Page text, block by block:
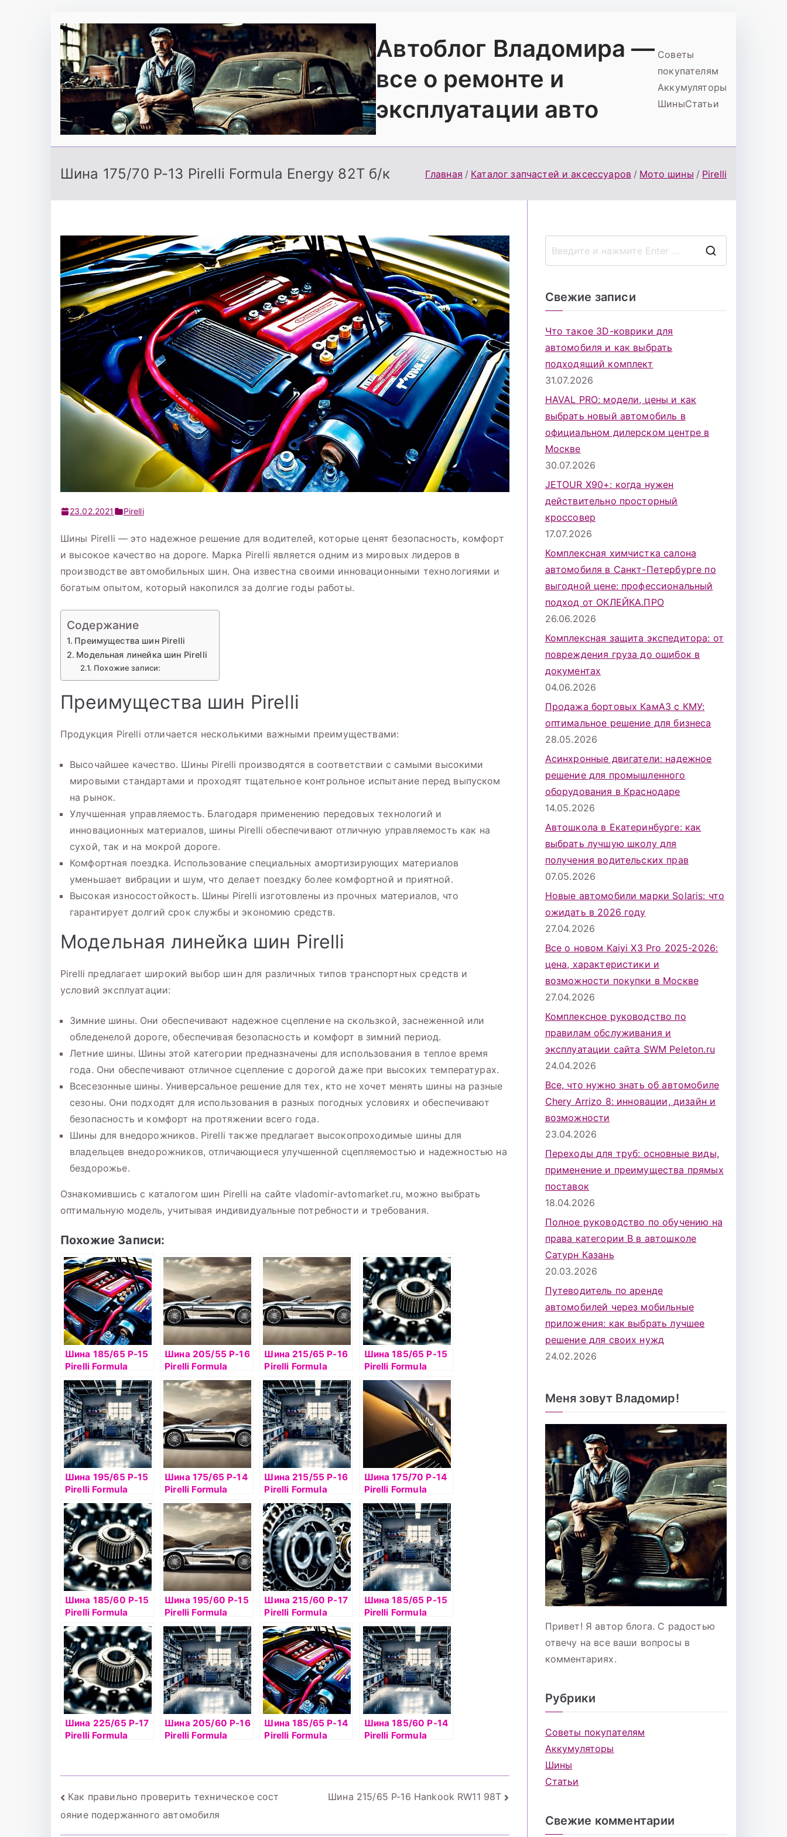
содержимому
Автоблог Владомира —
все о ремонте и
эксплуатации авто
Советы
покупателям
Аккумуляторы
ШиныСтатьи
Шина 175/70 Р-13 Pirelli Formula Energy 82T б/к Главная Каталог запчастей и аксессуаров Мото шины Pirelli
23.02.2021 Pirelli
Шины Pirelli — это надежное решение для водителей, которые ценят безопасность, комфорт
и высокое качество на дороге. Марка Pirelli является одним из мировых лидеров в
производстве автомобильных шин. Она известна своими инновационными технологиями и
богатым опытом, который накопился за долгие годы работы.
Содержание
Преимущества шин Pirelli
Модельная линейка шин Pirelli
Похожие записи:
Преимущества шин Pirelli
Продукция Pirelli отличается несколькими важными преимуществами:
Высочайшее качество. Шины Pirelli производятся в соответствии с самыми высокими
мировыми стандартами и проходят тщательное контрольное испытание перед выпуском
на рынок.
Улучшенная управляемость. Благодаря применению передовых технологий и
инновационных материалов, шины Pirelli обеспечивают отличную управляемость как на
сухой, так и на мокрой дороге.
Комфортная поездка. Использование специальных амортизирующих материалов
уменьшает вибрации и шум, что делает поездку более комфортной и приятной.
Высокая износостойкость. Шины Pirelli изготовлены из прочных материалов, что
гарантирует долгий срок службы и экономию средств.
Модельная линейка шин Pirelli
Pirelli предлагает широкий выбор шин для различных типов транспортных средств и
условий эксплуатации:
Зимние шины. Они обеспечивают надежное сцепление на скользкой, заснеженной или
обледенелой дороге, обеспечивая безопасность и комфорт в зимний период.
Летние шины. Шины этой категории предназначены для использования в теплое время
года. Они обеспечивают отличное сцепление с дорогой даже при высоких температурах.
Всесезонные шины. Универсальное решение для тех, кто не хочет менять шины на разные
сезоны. Они подходят для использования в разных погодных условиях и обеспечивают
безопасность и комфорт на протяжении всего года.
Шины для внедорожников. Pirelli также предлагает высокопроходимые шины для
владельцев внедорожников, отличающиеся улучшенной сцепляемостью и надежностью на
бездорожье.
Ознакомившись с каталогом шин Pirelli на сайте vladomir-avtomarket.ru, можно выбрать
оптимальную модель, учитывая индивидуальные потребности и требования.
Похожие Записи:
Шина 185/65 Р-15
Pirelli Formula
Energy 92T TL
Шина 205/55 Р-16
Pirelli Formula
Energy 91V б/к
Шина 215/65 Р-16
Pirelli Formula
Energy 98Н б/к
Шина 185/65 Р-15
Pirelli Formula
Energy 88T б/к
Шина 195/65 Р-15
Pirelli Formula
Energy 95T XL б/к
Шина 175/65 Р-14
Pirelli Formula
Energy 82T б/к
Шина 215/55 Р-16
Pirelli Formula
Energy 97W б/к
Шина 175/70 Р-14
Pirelli Formula
Energy 84T б/к
Шина 185/60 Р-15
Pirelli Formula
Energy 88H б/к
Шина 195/60 Р-15
Pirelli Formula
Energy 88V TL
Шина 215/60 Р-17
Pirelli Formula
Energy 96V б/к
Шина 185/65 Р-15
Pirelli Formula
Energy 92Н TL
Шина 225/65 Р-17
Pirelli Formula
Шина 205/60 Р-16
Pirelli Formula
Шина 185/65 Р-14
Pirelli Formula
Шина 185/60 Р-14
Pirelli Formula
Навигация
по
Как правильно проверить техническое сост
ояние подержанного автомобиля
Шина 215/65 Р-16 Hankook RW11 98T
Свежие записи
Что такое 3D-коврики для
автомобиля и как выбрать
подходящий комплект
31.07.2026
HAVAL PRO: модели, цены и как
выбрать новый автомобиль в
официальном дилерском центре в
Москве
30.07.2026
JETOUR X90+: когда нужен
действительно просторный
кроссовер
17.07.2026
Комплексная химчистка салона
автомобиля в Санкт-Петербурге по
выгодной цене: профессиональный
подход от ОКЛЕЙКА.ПРО
26.06.2026
Комплексная защита экспедитора: от
повреждения груза до ошибок в
документах
04.06.2026
Продажа бортовых КамАЗ с КМУ:
оптимальное решение для бизнеса
28.05.2026
Асинхронные двигатели: надежное
решение для промышленного
оборудования в Краснодаре
14.05.2026
Автошкола в Екатеринбурге: как
выбрать лучшую школу для
получения водительских прав
07.05.2026
Новые автомобили марки Solaris: что
ожидать в 2026 году
27.04.2026
Все о новом Kaiyi X3 Pro 2025-2026:
цена, характеристики и
возможности покупки в Москве
27.04.2026
Комплексное руководство по
правилам обслуживания и
эксплуатации сайта SWM Peleton.ru
24.04.2026
Все, что нужно знать об автомобиле
Chery Arrizo 8: инновации, дизайн и
возможности
23.04.2026
Переходы для труб: основные виды,
применение и преимущества прямых
поставок
18.04.2026
Полное руководство по обучению на
права категории B в автошколе
Сатурн Казань
20.03.2026
Путеводитель по аренде
автомобилей через мобильные
приложения: как выбрать лучшее
решение для своих нужд
24.02.2026
Меня зовут Владомир!
Привет! Я автор блога. С радостью
отвечу на все ваши вопросы в
комментариях.
Рубрики
Советы покупателям
Аккумуляторы
Шины
Статьи
Свежие комментарии